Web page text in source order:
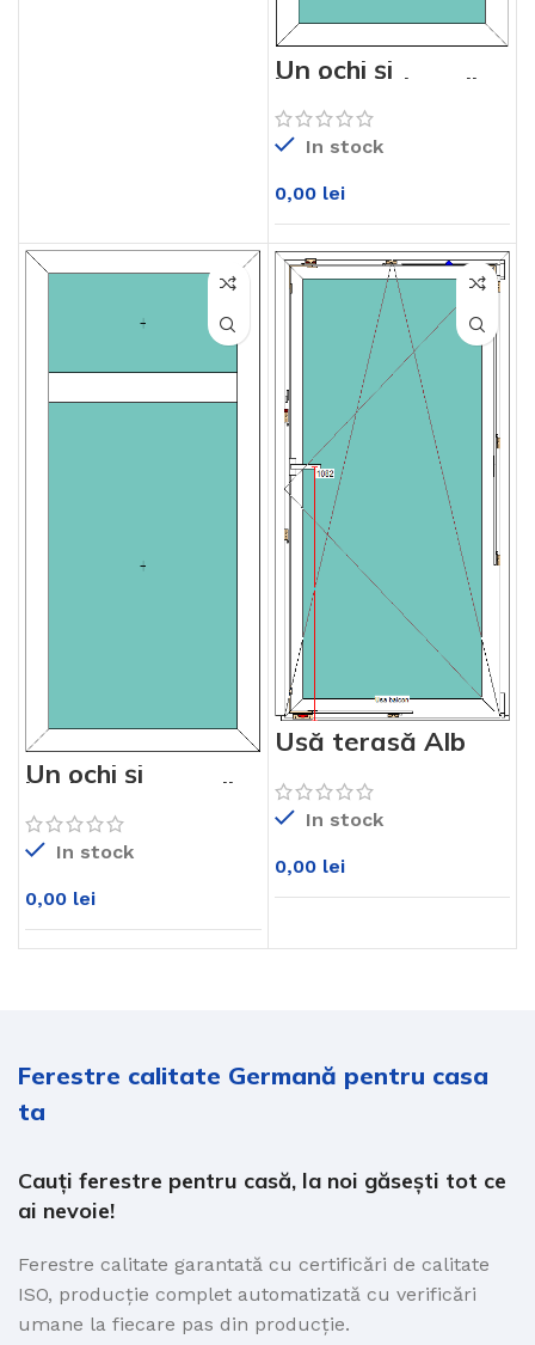
Un ochi și
luminator jos Alb
KM76md
In stock
0,00 lei
Un ochi și
luminator sus Alb
KM76md
In stock
0,00 lei
Ușă terasă Alb
KM76md
In stock
0,00 lei
Ferestre calitate Germană pentru casa
ta
Cauți ferestre pentru casă, la noi găsești tot ce
ai nevoie!
Ferestre calitate garantată cu certificări de calitate
ISO, producție complet automatizată cu verificări
umane la fiecare pas din producție.